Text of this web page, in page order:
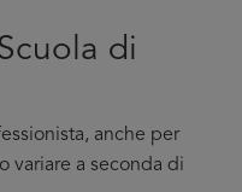
di
anche per
variare a seconda di